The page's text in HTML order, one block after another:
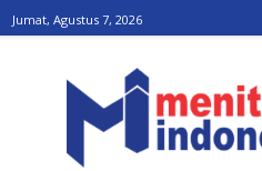
Jumat, Agustus 7, 2026
Indonesia